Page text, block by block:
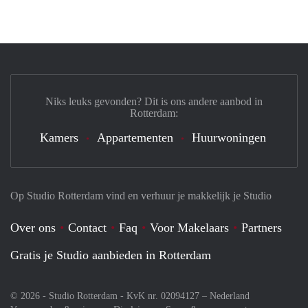
Op Studio Rotterdam vind en verhuur je makkelijk je Studio
Over ons Contact Faq Voor Makelaars
Partners
Gratis je Studio aanbieden in Rotterdam
© 2026 - Studio Rotterdam - KvK nr. 02094127 – Nederland
Niks leuks gevonden? Dit is ons andere aanbod in
Rotterdam:
Kamers Appartementen Huurwoningen